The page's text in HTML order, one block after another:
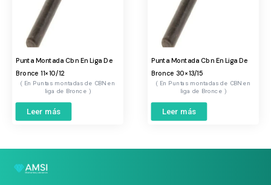
Punta Montada Cbn En Liga De
Bronce 11×10/12
Puntas montadas de CBN en
liga de Bronce
Leer más
Punta Montada Cbn En Liga De
Bronce 30×13/15
Puntas montadas de CBN en
liga de Bronce
Leer más